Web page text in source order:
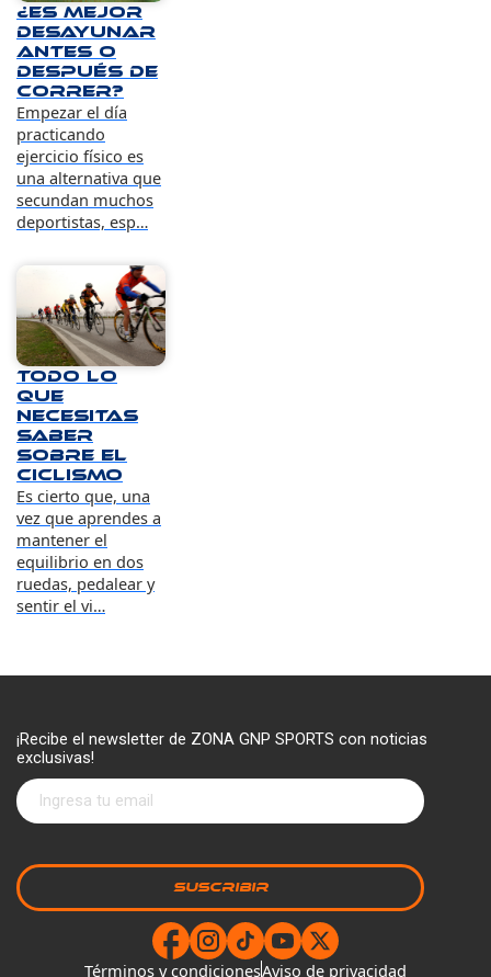
¿Es mejor
desayunar
antes o
después de
correr?
Empezar el día
practicando
ejercicio físico es
una alternativa que
secundan muchos
deportistas, esp…
Todo lo
que
necesitas
saber
sobre el
ciclismo
Es cierto que, una
vez que aprendes a
mantener el
equilibrio en dos
ruedas, pedalear y
sentir el vi…
¡Recibe el newsletter de ZONA GNP SPORTS con noticias
exclusivas!
Términos y condicionesAviso de privacidad